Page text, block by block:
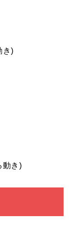
き)
動き)